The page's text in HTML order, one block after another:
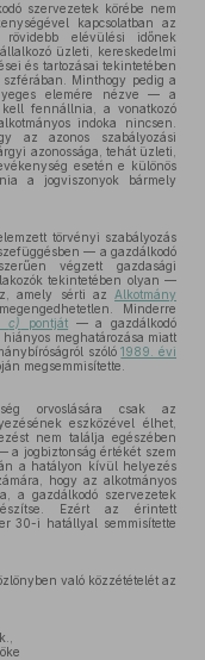
szervezetek körébe nem
kapcsolatban az
elévülési időnek
üzleti, kereskedelmi
és tartozásai tekintetében
Minthogy pedig a
elemére nézve — a
fennállnia, a vonatkozó
indoka nincsen.
az azonos szabályozási
azonossága, tehát üzleti,
esetén e különös
a jogviszonyok bármely
törvényi szabályozás
— a gazdálkodó
végzett gazdasági
tekintetében olyan —
amely sérti az Alkotmány
Minderre
c) pontját — a gazdálkodó
meghatározása miatt
szóló1989. évi
megsemmisítette.
orvoslására csak az
eszközével élhet,
nem találja egészében
a jogbiztonság értékét szem
a hatályon kívül helyezés
hogy az alkotmányos
a gazdálkodó szervezetek
Ezért az érintett
30-i hatállyal semmisítette
való közzétételét az